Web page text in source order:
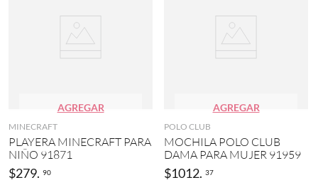
AGREGAR
MINECRAFT
PLAYERA MINECRAFT PARA
NIÑO 91871
$279. 90
AGREGAR
POLO CLUB
MOCHILA POLO CLUB
DAMA PARA MUJER 91959
$1012. 37